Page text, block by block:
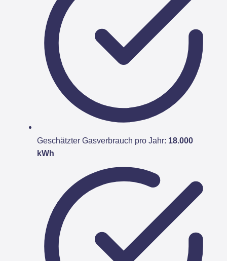
Geschätzter Gasverbrauch pro Jahr: 18.000
kWh